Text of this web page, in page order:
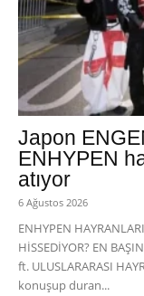
Japon
ENHYPEN
atıyor
6 Ağustos 2026
ENHYPEN
HİSSEDİYOR? EN
ft. ULUSLARARASI
konuşup duran...